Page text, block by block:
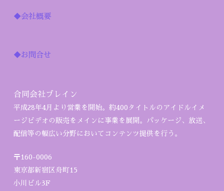
◆会社概要
◆お問合せ
合同会社ブレイン
平成28年4月より営業を開始。約400タイトルのアイドルイメ
ージビデオの販売をメインに事業を展開。パッケージ、放送、
配信等の幅広い分野においてコンテンツ提供を行う。
〒160-0006
東京都新宿区舟町15
小川ビル3F